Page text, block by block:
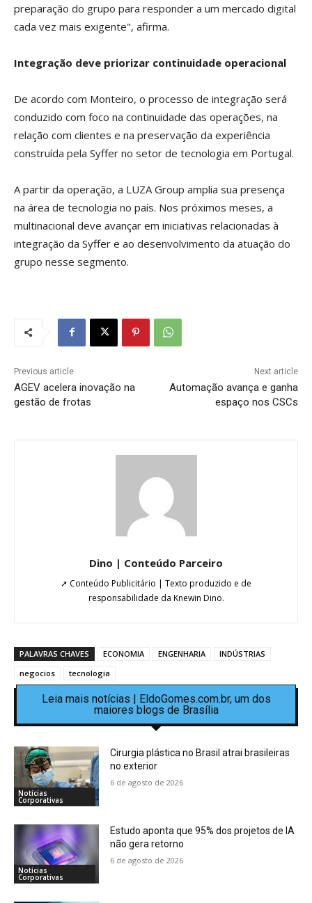
preparação do grupo para responder a um mercado digital
cada vez mais exigente", afirma.
Integração deve priorizar continuidade operacional
De acordo com Monteiro, o processo de integração será
conduzido com foco na continuidade das operações, na
relação com clientes e na preservação da experiência
construída pela Syffer no setor de tecnologia em Portugal.
A partir da operação, a LUZA Group amplia sua presença
na área de tecnologia no país. Nos próximos meses, a
multinacional deve avançar em iniciativas relacionadas à
integração da Syffer e ao desenvolvimento da atuação do
grupo nesse segmento.
Previous article
AGEV acelera inovação na
gestão de frotas
Next article
Automação avança e ganha
espaço nos CSCs
Dino | Conteúdo Parceiro
➚ Conteúdo Publicitário | Texto produzido e de
responsabilidade da Knewin Dino.
PALAVRAS CHAVES ECONOMIA ENGENHARIA
INDÚSTRIAS
negocios
tecnologia
Leia mais notícias | EldoGomes.com.br, um dos
maiores blogs de Brasília
Notícias
Corporativas
Cirurgia plástica no Brasil atrai brasileiras
no exterior
6 de agosto de 2026
Notícias
Corporativas
Estudo aponta que 95% dos projetos de IA
não gera retorno
6 de agosto de 2026